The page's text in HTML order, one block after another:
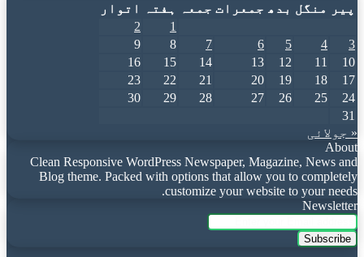
پیر
منگل بدھ جمعرات جمعہ ہفتہ
اتوار
1
2
3
4
5
6
7
8
9
10
11
12
13
14
15
16
17
18
19
20
21
22
23
24
25
26
27
28
29
30
31
« جولائی
About
Clean Responsive WordPress Newspaper, Magazine, News and
Blog theme. Packed with options that allow you to completely
customize your website to your needs.
Newsletter
Enter
your
Email